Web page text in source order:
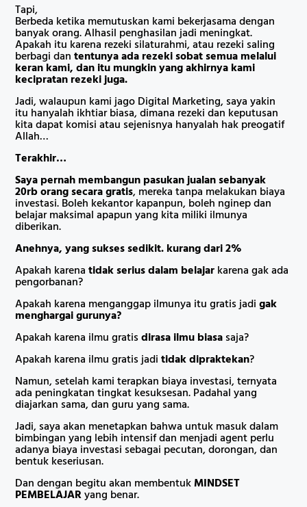
Tapi,
Berbeda ketika memutuskan kami bekerjasama dengan
banyak orang. Alhasil penghasilan jadi meningkat.
Apakah itu karena rezeki silaturahmi, atau rezeki saling
berbagi dantentunya ada rezeki sobat semua melalui
keran kami, dan itu mungkin yang akhirnya kami
kecipratan rezeki juga.
Jadi, walaupun kami jago Digital Marketing, saya yakin
itu hanyalah ikhtiar biasa, dimana rezeki dan keputusan
kita dapat komisi atau sejenisnya hanyalah hak preogatif
Allah…
Terakhir…
Saya pernah membangun pasukan jualan sebanyak
20rb orang secara gratis, mereka tanpa melakukan biaya
investasi. Boleh kekantor kapanpun, boleh nginep dan
belajar maksimal apapun yang kita miliki ilmunya
diberikan.
Anehnya, yang sukses sedikit. kurang dari 2%
Apakah karenatidak serius dalam belajarkarena gak ada
pengorbanan?
Apakah karena menganggap ilmunya itu gratis jadigak
menghargai gurunya?
Apakah karena ilmu gratisdirasa ilmu biasasaja?
Apakah karena ilmu gratis jaditidak dipraktekan?
Namun, setelah kami terapkan biaya investasi, ternyata
ada peningkatan tingkat kesuksesan. Padahal yang
diajarkan sama, dan guru yang sama.
Jadi, saya akan menetapkan bahwa untuk masuk dalam
bimbingan yang lebih intensif dan menjadi agent perlu
adanya biaya investasi sebagai pecutan, dorongan, dan
bentuk keseriusan.
Dan dengan begitu akan membentukMINDSET
PEMBELAJARyang benar.